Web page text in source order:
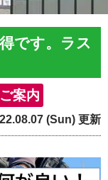
です。ラス
案内
(Sun) 更新